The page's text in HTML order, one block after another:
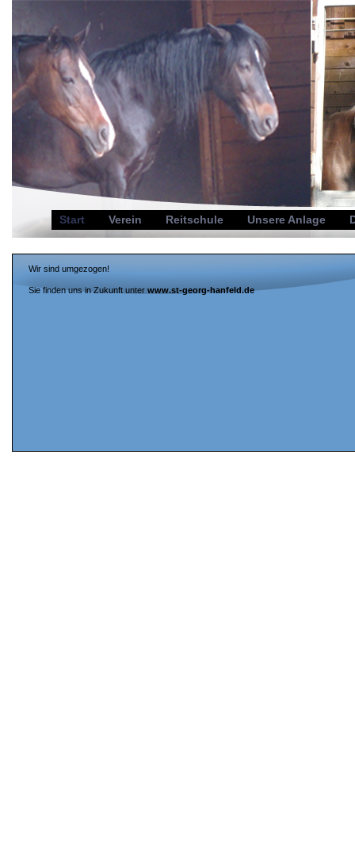
Start Verein Reitschule Unsere Anlage
Wir sind umgezogen!
Sie finden uns in Zukunft unter www.st-georg-hanfeld.de